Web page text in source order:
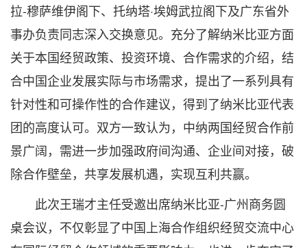
拉-穆萨维伊阁下、托纳塔·埃姆武拉阁下及广东省外
事办负责同志深入交换意见。充分了解纳米比亚方面
关于本国经贸政策、投资环境、合作需求的介绍，结
合中国企业发展实际与市场需求，提出了一系列具有
针对性和可操作性的合作建议，得到了纳米比亚代表
团的高度认可。双方一致认为，中纳两国经贸合作前
景广阔，需进一步加强政府间沟通、企业间对接，破
除合作壁垒，共享发展机遇，实现互利共赢。
此次王瑞才主任受邀出席纳米比亚-广州商务圆
桌会议，不仅彰显了中国上海合作组织经贸交流中心